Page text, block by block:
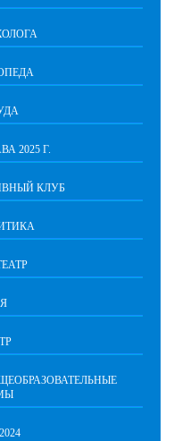
2025 Г.
КЛУБ